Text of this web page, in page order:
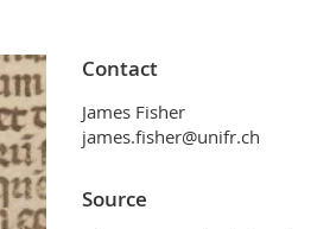
Contact
James Fisher
james.fisher@unifr.ch
Source